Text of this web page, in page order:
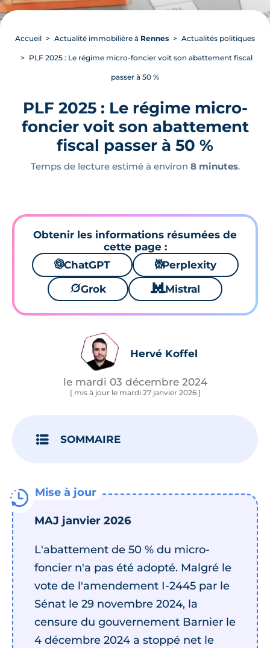
Accueil Actualité immobilière à Rennes Actualités politiques
PLF 2025 : Le régime micro-foncier voit son abattement fiscal
passer à 50 %
PLF 2025 : Le régime micro-
foncier voit son abattement
fiscal passer à 50 %
Temps de lecture estimé à environ 8 minutes.
Obtenir les informations résumées de
cette page :
🌌ChatGPT ⚙Perplexity
🪐Grok 🐱 Mistral
Hervé Koffel
le mardi 03 décembre 2024
[ mis à jour le mardi 27 janvier 2026 ]
SOMMAIRE
MAJ janvier 2026
L'abattement de 50 % du micro-
foncier n'a pas été adopté. Malgré le
vote de l'amendement I-2445 par le
Sénat le 29 novembre 2024, la
censure du gouvernement Barnier le
4 décembre 2024 a stoppé net le